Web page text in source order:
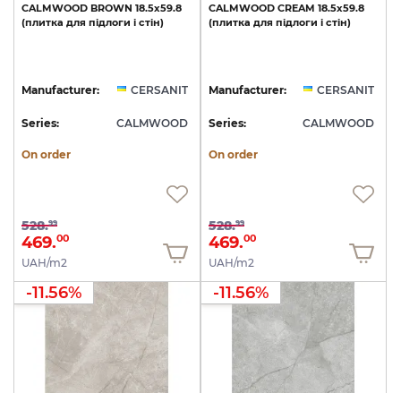
CALMWOOD BROWN 18.5х59.8
(плитка для підлоги і стін)
Manufacturer: CERSANIT
Series: CALMWOOD
On order
528.99
469.00
UAH/m2
CALMWOOD CREAM 18.5х59.8
(плитка для підлоги і стін)
Manufacturer: CERSANIT
Series: CALMWOOD
On order
528.99
469.00
UAH/m2
-11.56% -11.56%